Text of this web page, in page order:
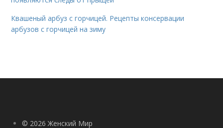
Квашеный арбуз с горчицей. Рецепты консервации
арбузов с горчицей на зиму
© 2026 Женский Мир